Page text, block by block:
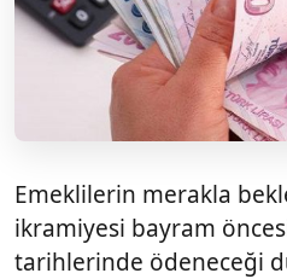
Emeklilerin merakla
ikramiyesi bayram
tarihlerinde ödeneceği